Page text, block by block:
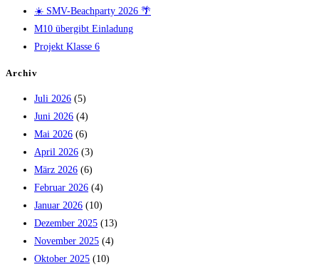
☀️ SMV-Beachparty 2026 🌴
M10 übergibt Einladung
Projekt Klasse 6
Archiv
Juli 2026 (5)
Juni 2026 (4)
Mai 2026 (6)
April 2026 (3)
März 2026 (6)
Februar 2026 (4)
Januar 2026 (10)
Dezember 2025 (13)
November 2025 (4)
Oktober 2025 (10)